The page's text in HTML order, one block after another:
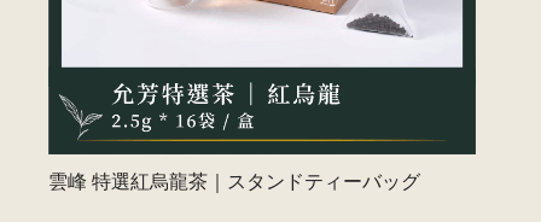
雲峰 特選紅烏龍茶｜スタンドティーバッグ